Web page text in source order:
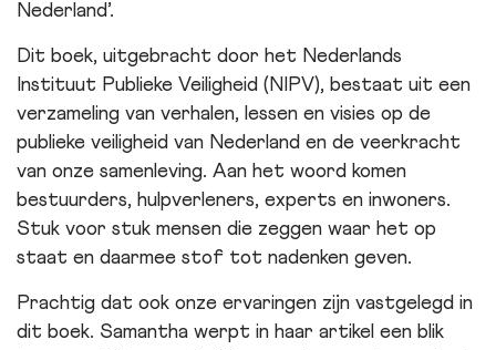
Nederland’.
Dit boek, uitgebracht door het Nederlands
Instituut Publieke Veiligheid (NIPV), bestaat uit een
verzameling van verhalen, lessen en visies op de
publieke veiligheid van Nederland en de veerkracht
van onze samenleving. Aan het woord komen
bestuurders, hulpverleners, experts en inwoners.
Stuk voor stuk mensen die zeggen waar het op
staat en daarmee stof tot nadenken geven.
Prachtig dat ook onze ervaringen zijn vastgelegd in
dit boek. Samantha werpt in haar artikel een blik